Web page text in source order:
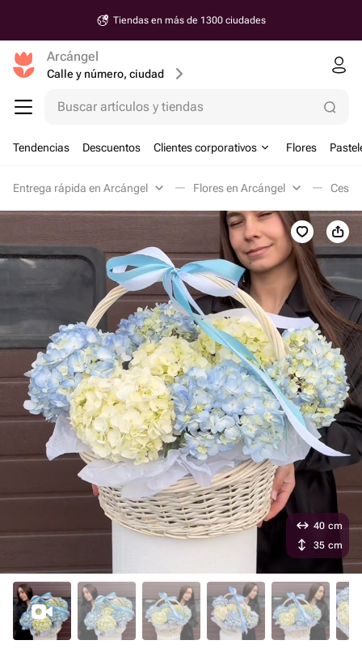
Tiendas en más de 1300 ciudades
Arcángel
Calle y número, ciudad
Buscar artículos y tiendas
Tendencias Descuentos Clientes corporativos Flores
Entrega rápida en Arcángel Flores en Arcángel
40 cm
35 cm